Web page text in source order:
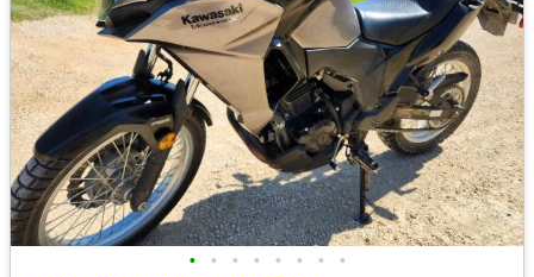
• • • • • • • •